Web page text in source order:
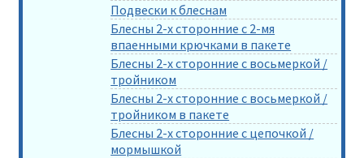
Подвески к блеснам
Блесны 2-х сторонние с 2-мя
впаенными крючками в пакете
Блесны 2-х сторонние с восьмеркой /
тройником
Блесны 2-х сторонние с восьмеркой /
тройником в пакете
Блесны 2-х сторонние с цепочкой /
мормышкой